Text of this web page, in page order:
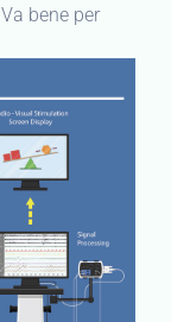
bene per